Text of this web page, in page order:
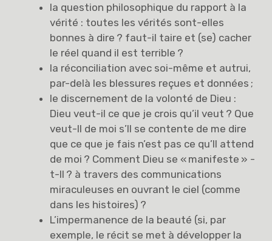
la question philosophique du rapport à la
vérité : toutes les vérités sont-elles
bonnes à dire ? faut-il taire et (se) cacher
le réel quand il est terrible ?
la réconciliation avec soi-même et autrui,
par-delà les blessures reçues et données ;
le discernement de la volonté de Dieu :
Dieu veut-il ce que je crois qu’il veut ? Que
veut-Il de moi s’Il se contente de me dire
que ce que je fais n’est pas ce qu’Il attend
de moi ? Comment Dieu se « manifeste » -
t-Il ? à travers des communications
miraculeuses en ouvrant le ciel (comme
dans les histoires) ?
L’impermanence de la beauté (si, par
exemple, le récit se met à développer la